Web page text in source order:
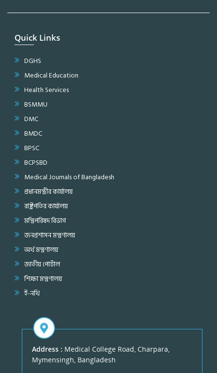
Quick Links
DGHS
Medical Education
Health Services
BSMMU
DMC
BMDC
BPSC
BCPSBD
Medical Journals of Bangladesh
প্রধানমন্ত্রীর কার্যালয়
রাষ্ট্রপতির কার্যালয়
মন্ত্রিপরিষদ বিভাগ
জনপ্রশাসন মন্ত্রণালয়
অর্থ মন্ত্রণালয়
জাতীয় পোর্টাল
শিক্ষা মন্ত্রণালয়
ই-নথি
Address : Medical College Road, Charpara,
Mymensingh, Bangladesh